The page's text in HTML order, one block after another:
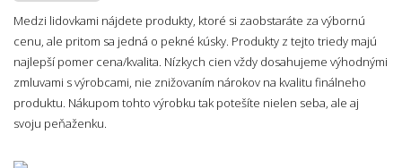
Medzi lidovkami nájdete produkty, ktoré si zaobstaráte za výbornú
cenu, ale pritom sa jedná o pekné kúsky. Produkty z tejto triedy majú
najlepší pomer cena/kvalita. Nízkych cien vždy dosahujeme výhodnými
zmluvami s výrobcami, nie znižovaním nárokov na kvalitu finálneho
produktu. Nákupom tohto výrobku tak potešíte nielen seba, ale aj
svoju peňaženku.